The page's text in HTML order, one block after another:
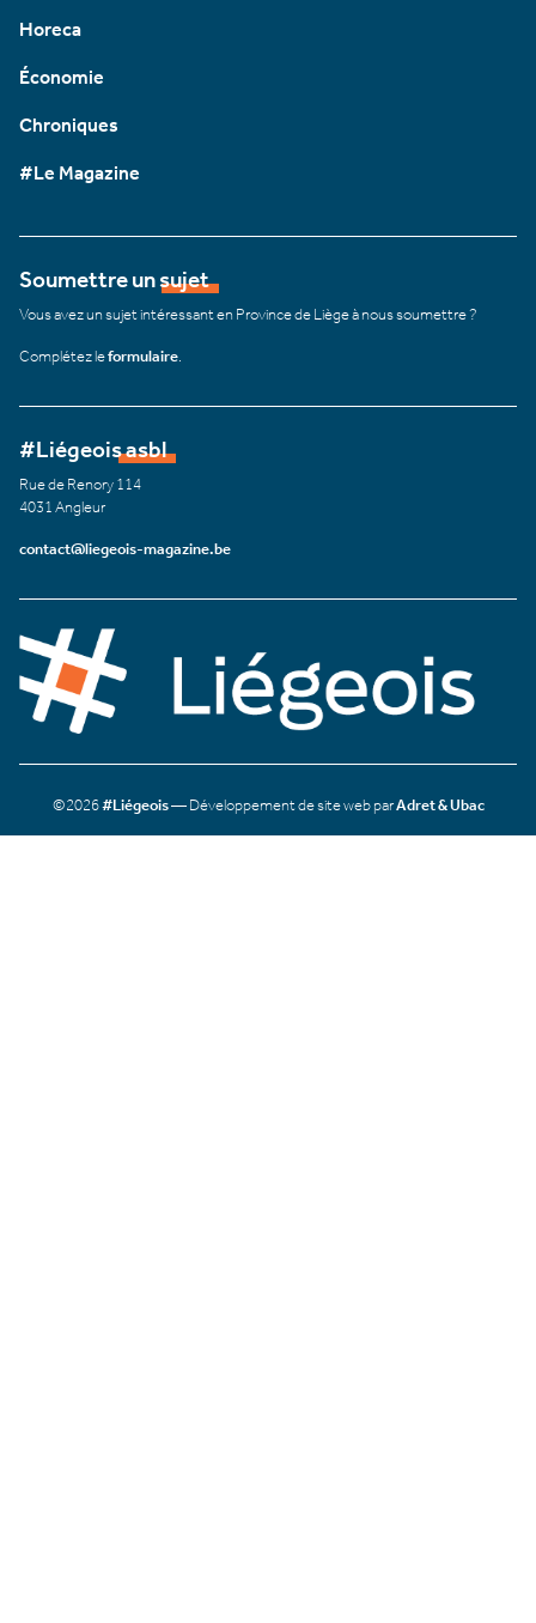
Horeca
Économie
Chroniques
#Le Magazine
Soumettre un sujet
Vous avez un sujet intéressant en Province de Liège à nous soumettre ?
Complétez leformulaire
#Liégeois asbl
Rue de Renory 114
4031 Angleur
contact@liegeois-magazine.be
©2026#Liégeois— Développement de site web parAdret & Ubac